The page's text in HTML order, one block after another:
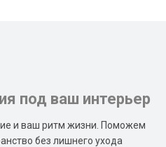
под ваш интерьер
и ваш ритм жизни. Поможем
без лишнего ухода